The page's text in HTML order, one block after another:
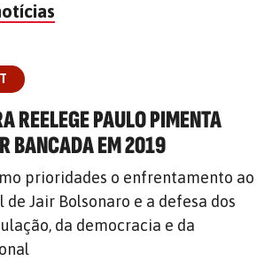
REELEGE PAULO PIMENTA
BANCADA EM 2019
prioridades o enfrentamento ao
Jair Bolsonaro e a defesa dos
da democracia e da